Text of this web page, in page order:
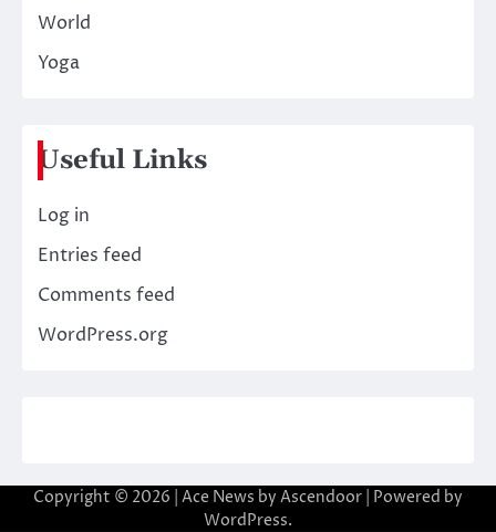
World
Yoga
Useful Links
Log in
Entries feed
Comments feed
WordPress.org
Copyright © 2026 | Ace News by Ascendoor | Powered by
WordPress.